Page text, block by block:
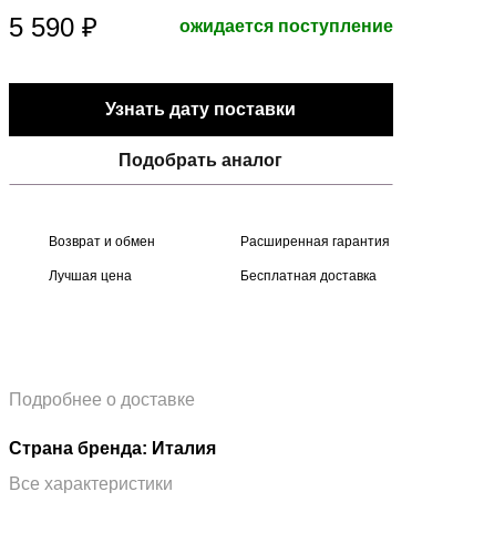
5 590 ₽ ожидается поступление
Узнать дату поставки
Подобрать аналог
Возврат и обмен Расширенная гарантия
Лучшая цена Бесплатная доставка
Подробнее о доставке
Страна бренда: Италия
Все характеристики